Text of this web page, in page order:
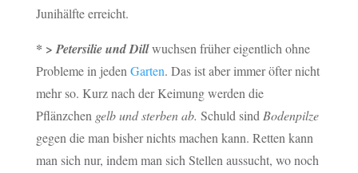
Junihälfte erreicht.
* >Petersilie und Dillwuchsen früher eigentlich ohne
Probleme in jeden Garten. Das ist aber immer öfter nicht
mehr so. Kurz nach der Keimung werden die
Pflänzchen gelb und sterben ab. Schuld sind Bodenpilze
gegen die man bisher nichts machen kann. Retten kann
man sich nur, indem man sich Stellen aussucht, wo noch